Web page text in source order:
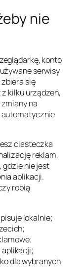
nie
konto
serwisy
zbiera się
kilku urządzeń,
na
automatycznie
ciasteczka
reklam,
gdzie nie jest
aplikacji.
robią
lokalnie;
dla wybranych